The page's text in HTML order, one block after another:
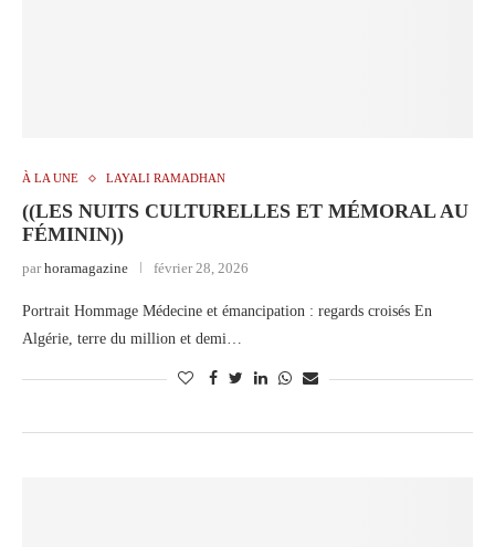
À LA UNE LAYALI RAMADHAN
((LES NUITS CULTURELLES ET MÉMORAL AU
FÉMININ))
parhoramagazine février 28, 2026
Portrait Hommage Médecine et émancipation : regards croisés En
Algérie, terre du million et demi…